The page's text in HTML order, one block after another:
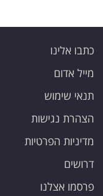
כתבו אלינו
מייל אדום
תנאי שימוש
הצהרת נגישות
מדיניות הפרטיות
דרושים
פרסמו אצלנו